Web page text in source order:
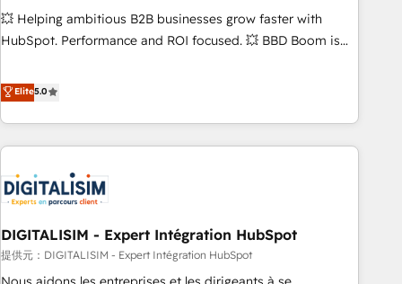
support, we equip your team to adopt new systems with
confidence and achieve a unified, data-driven approach to
💥 Helping ambitious B2B businesses grow faster with
HubSpot. Performance and ROI focused. 💥 BBD Boom is
We work with your teams to solve all your HubSpot
challenges and improve user adoption, sales process and
marketing results. Services 📚 Onboarding your team to
HubSpot for the first time 🔧 Designing and optimising your
HubSpot set-up for better results 🌐 Website design and
build using HubSpot 🔌 Integrating HubSpot with other
Lead generation services using HubSpot Why us? - SIX
HubSpot Accreditations - awarded by HubSpot after a
rigorous process for CRM, Solutions Architecture,
Elite5.0
DIGITALISIM - Expert Intégration HubSpot
提供元：DIGITALISIM - Expert Intégration HubSpot